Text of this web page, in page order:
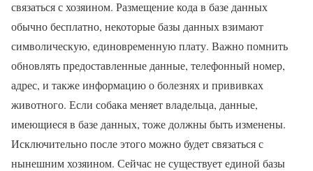
связаться с хозяином. Размещение кода в базе данных
обычно бесплатно, некоторые базы данных взимают
символическую, единовременную плату. Важно помнить
обновлять предоставленные данные, телефонный номер,
адрес, и также информацию о болезнях и прививках
животного. Если собака меняет владельца, данные,
имеющиеся в базе данных, тоже должны быть изменены.
Исключительно после этого можно будет связаться с
нынешним хозяином. Сейчас не существует единой базы